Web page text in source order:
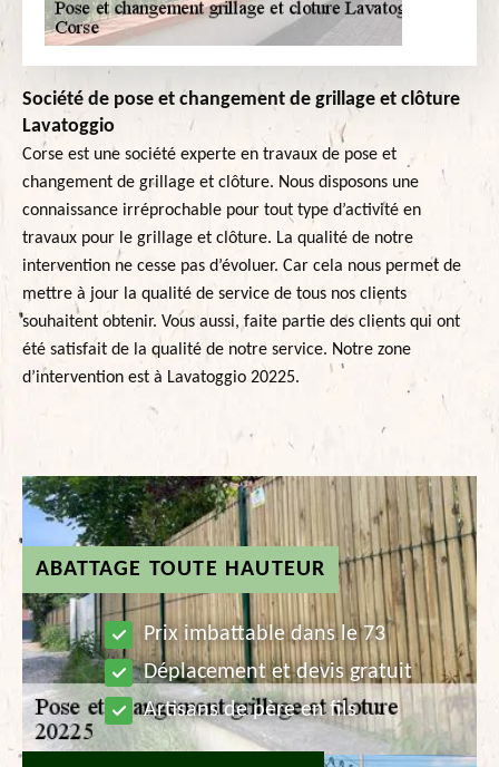
ABATTAGE TOUTE HAUTEUR
Prix imbattable dans le 73
Déplacement et devis gratuit
Artisans de père en fils
Société de pose et changement de grillage et clôture
Lavatoggio
Corse est une société experte en travaux de pose et
changement de grillage et clôture. Nous disposons une
connaissance irréprochable pour tout type d’activité en
travaux pour le grillage et clôture. La qualité de notre
intervention ne cesse pas d’évoluer. Car cela nous permet de
mettre à jour la qualité de service de tous nos clients
souhaitent obtenir. Vous aussi, faite partie des clients qui ont
été satisfait de la qualité de notre service. Notre zone
d’intervention est à Lavatoggio 20225.